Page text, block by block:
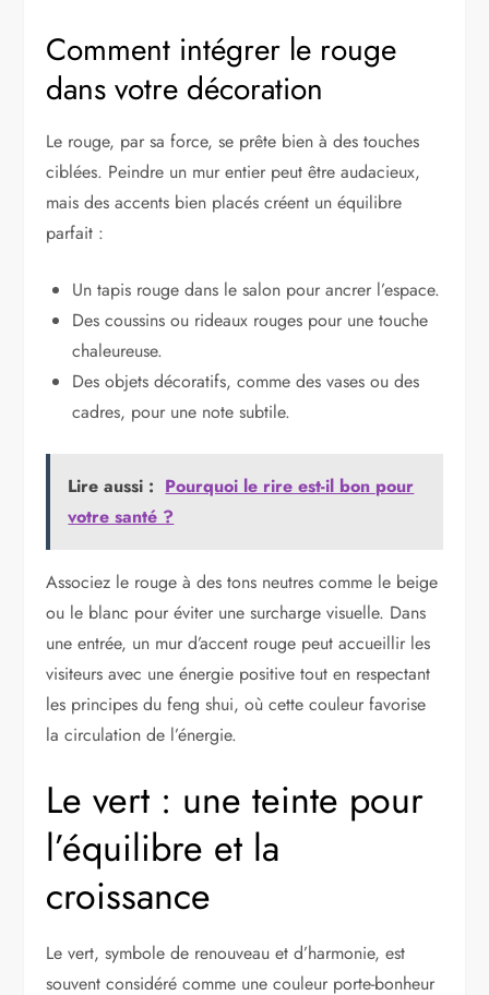
Comment intégrer le rouge
dans votre décoration
Le rouge, par sa force, se prête bien à des touches
ciblées. Peindre un mur entier peut être audacieux,
mais des accents bien placés créent un équilibre
parfait :
Un tapis rouge dans le salon pour ancrer l’espace.
Des coussins ou rideaux rouges pour une touche
chaleureuse.
Des objets décoratifs, comme des vases ou des
cadres, pour une note subtile.
Lire aussi : Pourquoi le rire est-il bon pour
votre santé ?
Associez le rouge à des tons neutres comme le beige
ou le blanc pour éviter une surcharge visuelle. Dans
une entrée, un mur d’accent rouge peut accueillir les
visiteurs avec une énergie positive tout en respectant
les principes du feng shui, où cette couleur favorise
la circulation de l’énergie.
Le vert : une teinte pour
l’équilibre et la
croissance
Le vert, symbole de renouveau et d’harmonie, est
souvent considéré comme une couleur porte-bonheur